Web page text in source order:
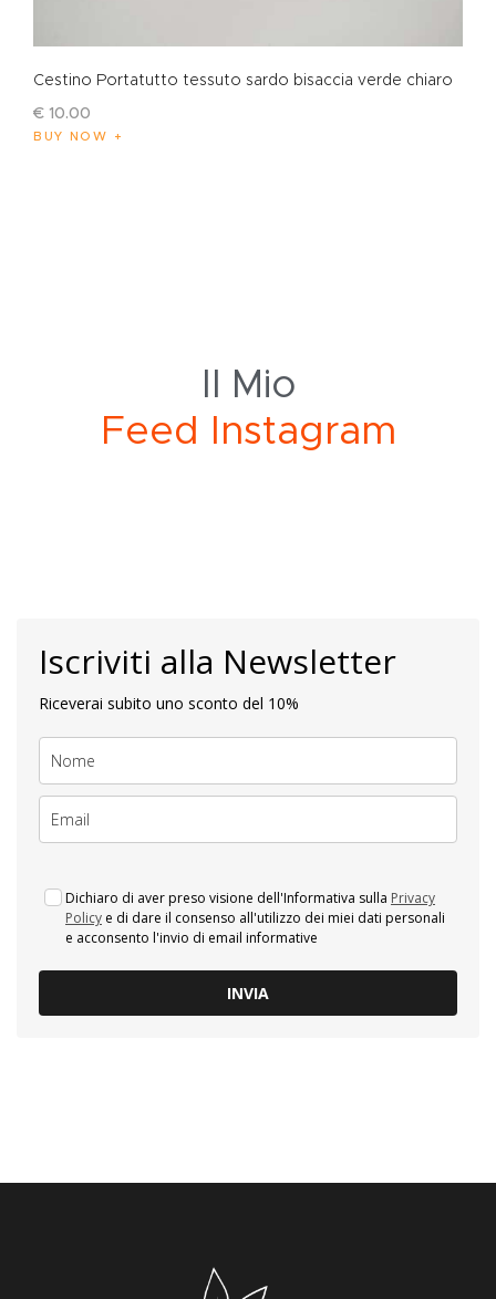
Cestino Portatutto tessuto sardo bisaccia verde chiaro
€ 10.00
BUY NOW
Il Mio
F
e d Instagram
Iscriviti alla Newsletter
Riceverai subito uno sconto del 10%
Dichiaro di aver preso visione dell'Informativa sulla Privacy
Policy e di dare il consenso all'utilizzo dei miei dati personali
e acconsento l'invio di email informative
INVIA